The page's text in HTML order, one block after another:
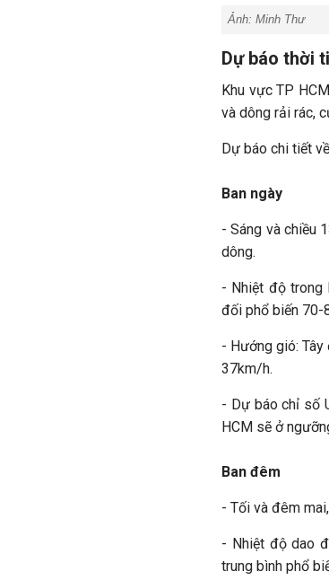
Ảnh: Minh Thư
Dự báo thời
Khu vực TP
và dông rải rác,
Dự báo chi tiết về
Ban ngày
- Sáng và chiều
dông.
- Nhiệt độ
đối phổ biến 70-
- Hướng gió:
37km/h.
- Dự báo chỉ số
HCM sẽ ở
Ban đêm
- Tối và đêm
- Nhiệt độ dao
trung bình phổ